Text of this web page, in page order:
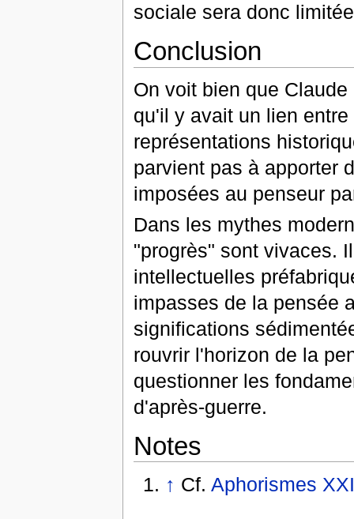
sociale sera donc
Conclusion
On voit bien que
qu'il y avait un lien
représentations
parvient pas à apporter
imposées au penseur
Dans les mythes
"progrès" sont vivaces.
intellectuelles
impasses de la pensée
significations
rouvrir l'horizon de la
questionner les
d'après-guerre.
Notes
↑ Cf.Aphorismes